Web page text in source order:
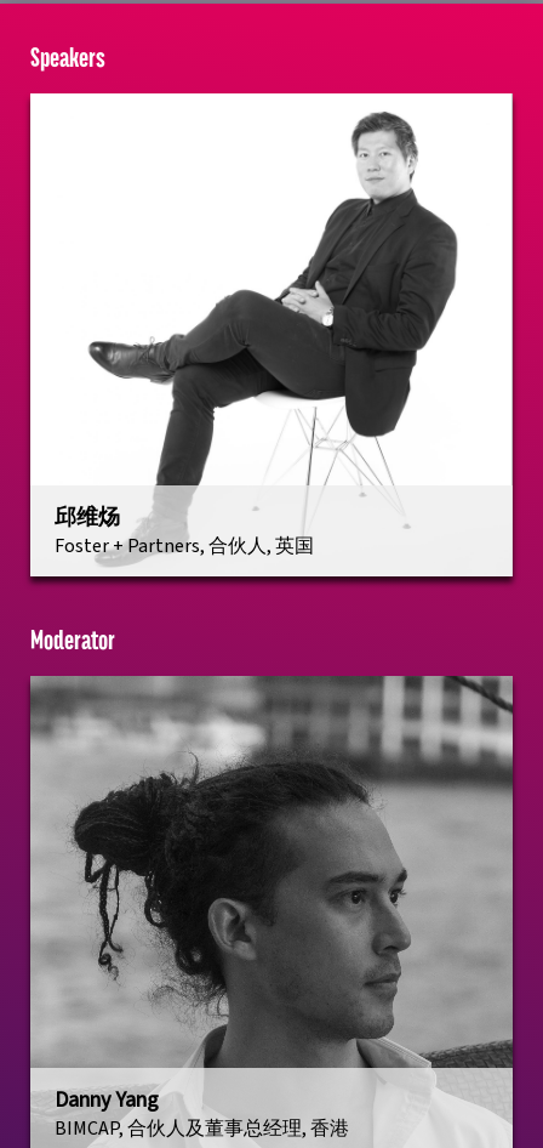
Speakers
邱维炀
Foster + Partners, 合伙人, 英国
Moderator
Danny Yang
BIMCAP, 合伙人及董事总经理, 香港